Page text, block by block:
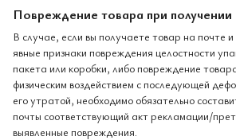
Повреждение товара при получении
В случае, если вы получаете товар на почте
явные признаки повреждения целостности
пакета или коробки, либо повреждение
физическим воздействием с последующей
его утратой, необходимо обязательно
почты соответствующий акт рекламации/
выявленные повреждения.